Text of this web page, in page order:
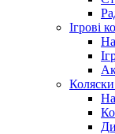
Ігрові
Коляски